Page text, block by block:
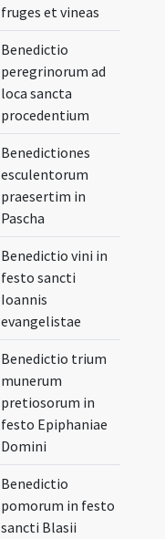
fruges et vineas
Benedictio
peregrinorum ad
loca sancta
procedentium
Benedictiones
esculentorum
praesertim in
Pascha
Benedictio vini in
festo sancti
Ioannis
evangelistae
Benedictio trium
munerum
pretiosorum in
festo Epiphaniae
Domini
Benedictio
pomorum in festo
sancti Blasii